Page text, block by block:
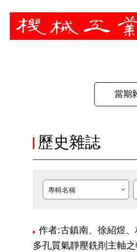
暫停
當期
歷史雜誌
作者:古鎮南、徐紹煜
多孔質氣靜壓銑削主軸